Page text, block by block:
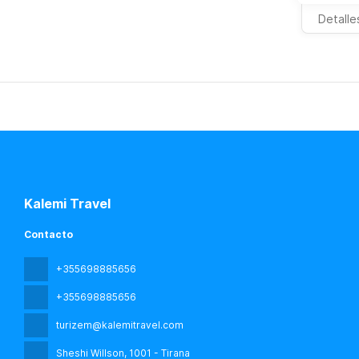
Kalemi Travel
Contacto
+355698885656
+355698885656
turizem@kalemitravel.com
Sheshi Willson, 1001 - Tirana